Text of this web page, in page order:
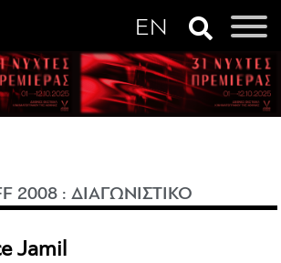
2008 :ΔΙΑΓΩΝΙΣΤΙΚΟ
Jamil